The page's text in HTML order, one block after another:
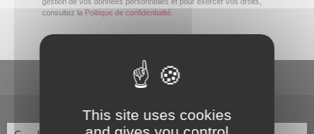
consultez la Politique de confidentialité
En un clic
This site uses cookies